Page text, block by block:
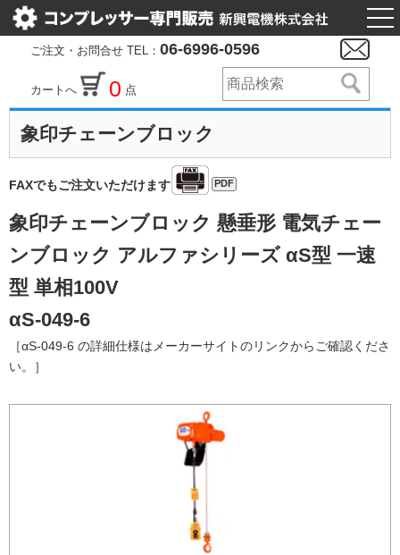
ご注文・お問合せ TEL： 06-6996-0596
カートへ 0 点
象印チェーンブロック
FAXでもご注文いただけます PDF
象印チェーンブロック 懸垂形 電気チェー
ンブロック アルファシリーズ αS型 一速
型 単相100V
αS-049-6
［αS-049-6 の詳細仕様はメーカーサイトのリンクからご確認くださ
い。］